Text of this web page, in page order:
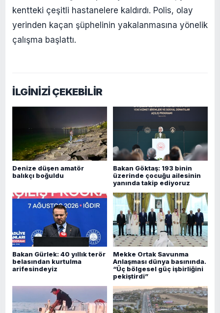
kentteki çeşitli hastanelere kaldırdı. Polis, olay
yerinden kaçan şüphelinin yakalanmasına yönelik
çalışma başlattı.
İLGİNİZİ ÇEKEBİLİR
Denize düşen amatör
balıkçı boğuldu
Bakan Göktaş: 193 binin
üzerinde çocuğu ailesinin
yanında takip ediyoruz
Bakan Gürlek: 40 yıllık terör
belasından kurtulma
arifesindeyiz
Mekke Ortak Savunma
Anlaşması dünya basınında.
“Üç bölgesel güç işbirliğini
pekiştirdi”